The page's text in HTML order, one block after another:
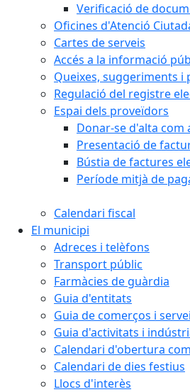
Verificació de
Oficines d'Atenció
Cartes de serveis
Accés a la informació
Queixes, suggeriments i
Regulació del registre
Espai dels proveïdors
Donar-se d'alta com
Presentació de
Bústia de factures
Període mitjà de
Calendari fiscal
El municipi
Adreces i telèfons
Transport públic
Farmàcies de guàrdia
Guia d'entitats
Guia de comerços i
Guia d'activitats i
Calendari d'obertura
Calendari de dies festius
Llocs d'interès